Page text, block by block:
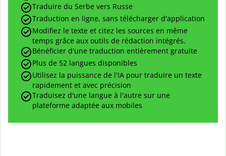
Traduire du Serbe vers Russe
Traduction en ligne, sans télécharger d'application
Modifiez le texte et citez les sources en même
temps grâce aux outils de rédaction intégrés.
Bénéficier d'une traduction entièrement gratuite
Plus de 52 langues disponibles
Utilisez la puissance de l'IA pour traduire un texte
rapidement et avec précision
Traduisez d'une langue à l'autre sur une
plateforme adaptée aux mobiles